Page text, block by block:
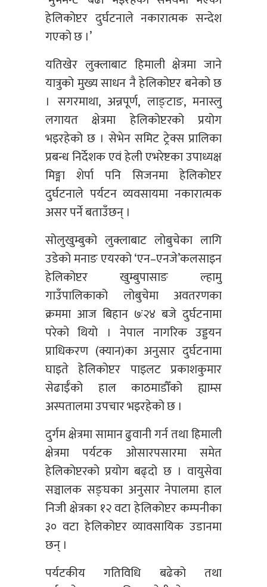
हेलिकोप्टर दुर्घटनाले नकारात्मक सन्देश
गएको छ ।’
यतिखेर लुक्लाबाट हिमाली क्षेत्रमा जाने
यात्रुको मुख्य साधन नै हेलिकोप्टर बनेको छ
। सगरमाथा, अन्नपूर्ण, लाङ्टाङ, मनास्लु
लगायत क्षेत्रमा हेलिकोप्टरको प्रयोग
भइरहेको छ । सेभेन समिट ट्रेक्स प्रालिका
प्रबन्ध निर्देशक एवं हेली एभरेष्टका उपाध्यक्ष
मिङ्मा शेर्पा पनि सिजनमा हेलिकोप्टर
दुर्घटनाले पर्यटन व्यवसायमा नकारात्मक
असर पर्ने बताउँछन् ।
सोलुखुम्बुको लुक्लाबाट लोबुचेका लागि
उडेको मनाङ एयरको ‘एन–एनजे’कलसाइन
हेलिकोप्टर खुम्बुपासाङ ल्हामु
गाउँपालिकाको लोबुचेमा अवतरणका
क्रममा आज बिहान ७ः२४ बजे दुर्घटनामा
परेको थियो । नेपाल नागरिक उड्डयन
प्राधिकरण (क्यान)का अनुसार दुर्घटनामा
घाइते हेलिकोप्टर पाइलट प्रकाशकुमार
सेढाईँको हाल काठमाडौँको ह्याम्स
अस्पतालमा उपचार भइरहेको छ ।
दुर्गम क्षेत्रमा सामान ढुवानी गर्न तथा हिमाली
क्षेत्रमा पर्यटक ओसारपसारमा समेत
हेलिकोप्टरको प्रयोग बढ्दो छ । वायुसेवा
सञ्चालक सङ्घका अनुसार नेपालमा हाल
निजी क्षेत्रका १२ वटा हेलिकोप्टर कम्पनीका
३० वटा हेलिकोप्टर व्यावसायिक उडानमा
छन् ।
पर्यटकीय गतिविधि बढेको तथा